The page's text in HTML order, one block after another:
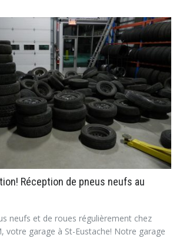
Réception de pneus neufs au
neufs et de roues régulièrement chez
votre garage à St-Eustache! Notre garage